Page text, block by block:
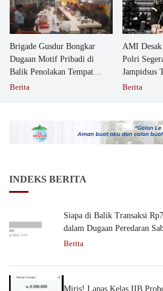
Brigade Gusdur Bongkar
Dugaan Motif Pribadi di
Balik Penolakan Tempat
Ibadah GKJW Bangil
Berita
AMI
Polri
Jampidsus
Berita
INDEKS BERITA
Siapa di Balik Transaksi
dalam Dugaan Peredaran
Berita
Miris! Lapas Kelas IIB